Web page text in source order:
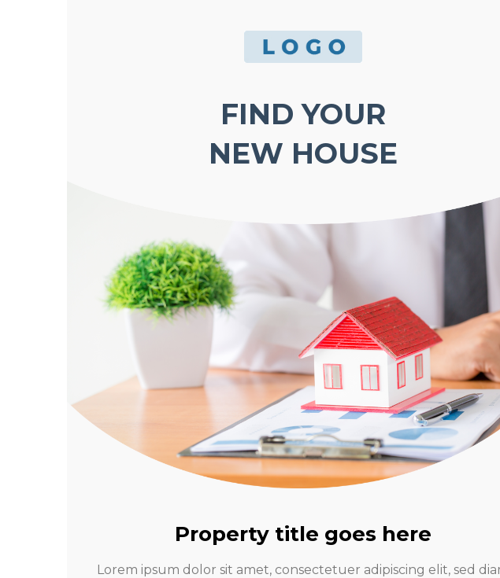
FIND YOUR
NEW HOUSE
Property title goes here
Lorem ipsum dolor sit amet, consectetuer adipiscing elit, sed